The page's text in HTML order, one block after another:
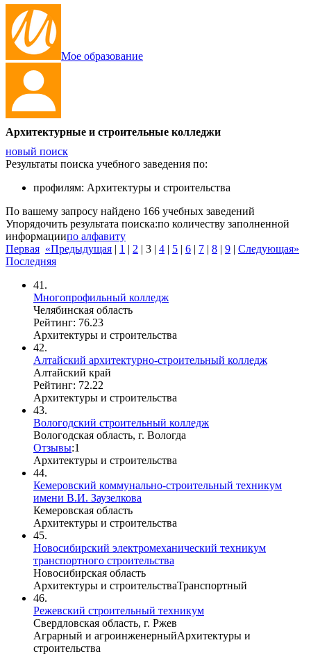
Мое образование
Архитектурные и строительные колледжи
новый поиск
Результаты поиска учебного заведения по:
профилям: Архитектуры и строительства
По вашему запросу найдено 166 учебных заведений
Упорядочить результата поиска:по количеству заполненной
информациипо алфавиту
Первая «Предыдущая | 1 | 2 | 3 | 4 | 5 | 6 | 7 | 8 | 9 | Следующая»
Последняя
41.
Многопрофильный колледж
Челябинская область
Рейтинг: 76.23
Архитектуры и строительства
42.
Алтайский архитектурно-строительный колледж
Алтайский край
Рейтинг: 72.22
Архитектуры и строительства
43.
Вологодский строительный колледж
Вологодская область, г. Вологда
Отзывы:1
Архитектуры и строительства
44.
Кемеровский коммунально-строительный техникум
имени В.И. Заузелкова
Кемеровская область
Архитектуры и строительства
45.
Новосибирский электромеханический техникум
транспортного строительства
Новосибирская область
Архитектуры и строительстваТранспортный
46.
Режевский строительный техникум
Свердловская область, г. Ржев
Аграрный и агроинженерныйАрхитектуры и
строительства